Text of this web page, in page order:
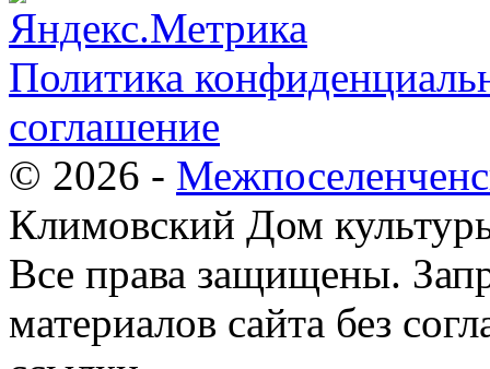
Политика
соглашение
© 2026 -
Климовский Дом
Все права защищены.
материалов сайта без